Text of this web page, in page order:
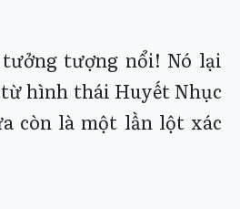
tưởng tượng nổi! Nó lại
hình thái Huyết Nhục
còn là một lần lột xác